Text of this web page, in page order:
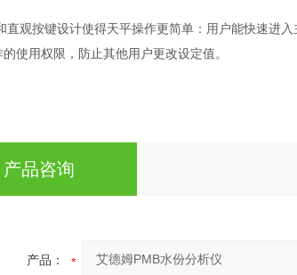
直观按键设计使得天平操作更简单：用户能快速进
使用权限，防止其他用户更改设定值。
产品咨询
产品：